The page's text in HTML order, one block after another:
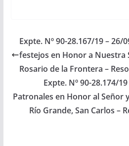
PENSIONADOS", a
realizarse los días 29 y
30 de septiembre y 01
y 02 de octubre del
presente año en…
Expte. Nº 90-28.167/19 – 26/
festejos en Honor a Nuestra
Rosario de la Frontera –
Expte. Nº 90-28.174/
Patronales en Honor al Señor
Río Grande, San Carlos –